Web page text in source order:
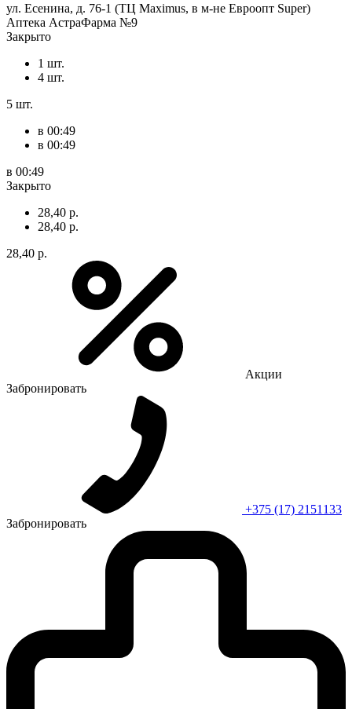
ул. Есенина, д. 76-1 (ТЦ Maximus, в м-не Евроопт Super)
Аптека АстраФарма №9
Закрыто
1 шт.
4 шт.
5 шт.
в 00:49
в 00:49
в 00:49
Закрыто
28,40 р.
28,40 р.
28,40 р.
Акции
Забронировать
+375 (17) 2151133
Забронировать